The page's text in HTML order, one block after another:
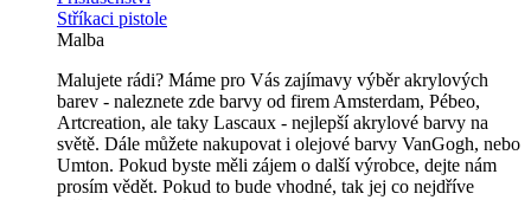
Stříkaci pistole
Malba
Malujete rádi? Máme pro Vás zajímavy výběr akrylových
barev - naleznete zde barvy od firem Amsterdam, Pébeo,
Artcreation, ale taky Lascaux - nejlepší akrylové barvy na
světě. Dále můžete nakupovat i olejové barvy VanGogh, nebo
Umton. Pokud byste měli zájem o další výrobce, dejte nám
prosím vědět. Pokud to bude vhodné, tak jej co nejdříve